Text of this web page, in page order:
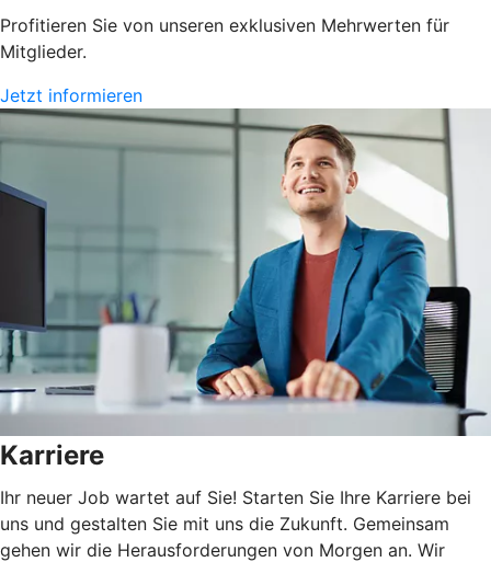
Profitieren Sie von unseren exklusiven Mehrwerten für
Mitglieder.
Jetzt informieren
Karriere
Ihr neuer Job wartet auf Sie! Starten Sie Ihre Karriere bei
uns und gestalten Sie mit uns die Zukunft. Gemeinsam
gehen wir die Herausforderungen von Morgen an. Wir